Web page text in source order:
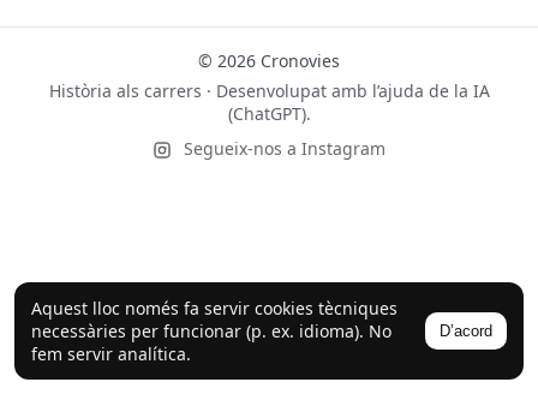
Aquest lloc només fa servir cookies tècniques
necessàries per funcionar (p. ex. idioma). No
fem servir analítica.
D’acord
© 2026 Cronovies
Història als carrers · Desenvolupat amb l’ajuda de la IA
(ChatGPT).
Segueix-nos a Instagram